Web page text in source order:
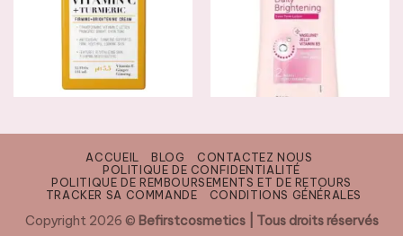
SOUHAITS
AJOUTER AU PANIER
SOUHAITS
14500CFA
AJOUTER AU PANIER
ACCUEIL BLOG
CONTACTEZ NOUS
POLITIQUE DE CONFIDENTIALITÉ
POLITIQUE DE REMBOURSEMENTS ET DE RETOURS
TRACKER SA COMMANDE
CONDITIONS GÉNÉRALES
Copyright 2026 © Befirstcosmetics | Tous droits réservés